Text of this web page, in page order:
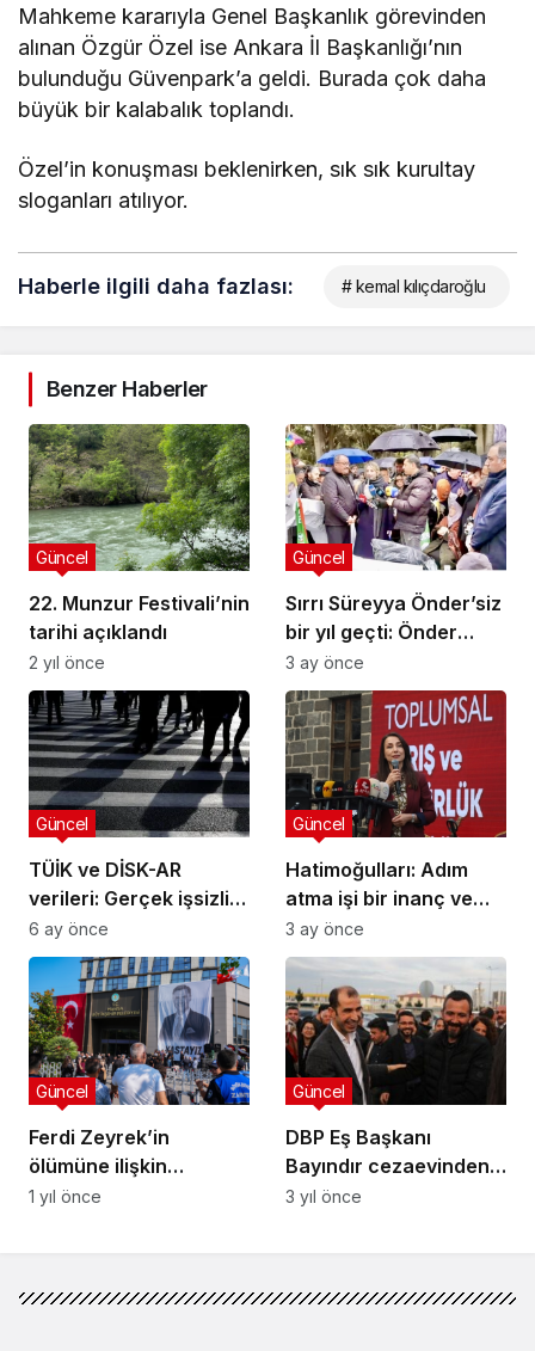
Mahkeme kararıyla Genel Başkanlık görevinden
alınan Özgür Özel ise Ankara İl Başkanlığı’nın
bulunduğu Güvenpark’a geldi. Burada çok daha
büyük bir kalabalık toplandı.
Özel’in konuşması beklenirken, sık sık kurultay
sloganları atılıyor.
Haberle ilgili daha fazlası: # kemal kılıçdaroğlu
Benzer Haberler
22. Munzur Festivali’nin
tarihi açıklandı
Güncel
2 yıl önce
Sırrı Süreyya Önder’siz
bir yıl geçti: Önder
mezarı başında anıldı
Güncel
3 ay önce
TÜİK ve DİSK-AR
verileri: Gerçek işsizlik
yüzde 28,6
Güncel
6 ay önce
Hatimoğulları: Adım
atma işi bir inanç ve
güven işidir
Güncel
3 ay önce
Ferdi Zeyrek’in
ölümüne ilişkin
soruşturmada üç
Güncel
1 yıl önce
DBP Eş Başkanı
Bayındır cezaevinden
çıktı: Halkımızın
Güncel
3 yıl önce